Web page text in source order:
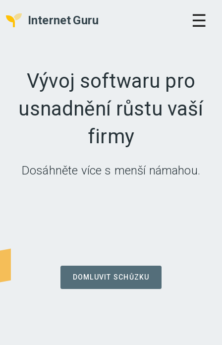
InternetGuru
Vývoj softwaru pro
usnadnění růstu vaší
firmy
Dosáhněte více s menší námahou.
DOMLUVIT SCHŮZKU